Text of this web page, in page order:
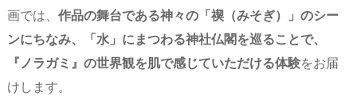
画では、 作品の舞台である神々の「禊（みそぎ）」のシー
ンにちなみ、「水」にまつわる神社仏閣を巡ることで、
『ノラガミ』の世界観を肌で感じていただける体験をお届
けします。